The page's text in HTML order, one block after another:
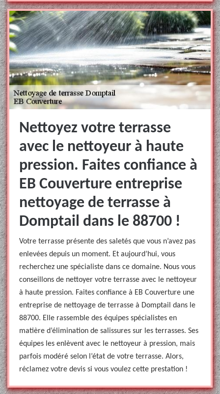
Nettoyez votre terrasse
avec le nettoyeur à haute
pression. Faites confiance à
EB Couverture entreprise
nettoyage de terrasse à
Domptail dans le 88700 !
Votre terrasse présente des saletés que vous n’avez pas
enlevées depuis un moment. Et aujourd’hui, vous
recherchez une spécialiste dans ce domaine. Nous vous
conseillons de nettoyer votre terrasse avec le nettoyeur
à haute pression. Faites confiance à EB Couverture une
entreprise de nettoyage de terrasse à Domptail dans le
88700. Elle rassemble des équipes spécialistes en
matière d’élimination de salissures sur les terrasses. Ses
équipes les enlèvent avec le nettoyeur à pression, mais
parfois modéré selon l’état de votre terrasse. Alors,
réclamez votre devis si vous voulez cette prestation !